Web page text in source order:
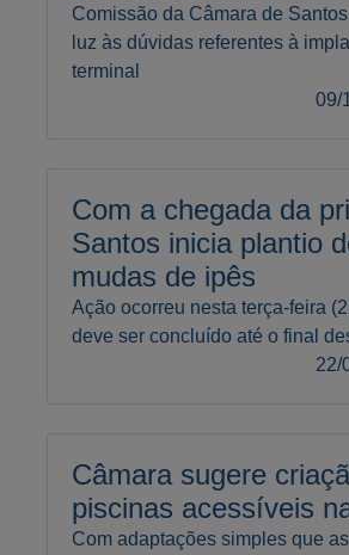
Comissão da Câmara de
luz às dúvidas referentes à
terminal
09/
Com a chegada da
Santos inicia plantio
mudas de ipês
Ação ocorreu nesta terça-feira
deve ser concluído até o final
22/
Câmara sugere
piscinas acessíveis
Com adaptações simples que